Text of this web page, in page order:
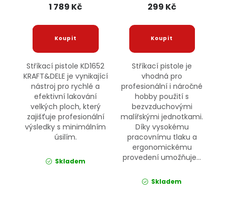
1 789 Kč
Stříkací pistole KD1652
KRAFT&DELE je vynikající
nástroj pro rychlé a
efektivní lakování
velkých ploch, který
zajišťuje profesionální
výsledky s minimálním
úsilím.
Skladem
299 Kč
Stříkací pistole je
vhodná pro
profesionální i náročné
hobby použití s
bezvzduchovými
malířskými jednotkami.
Díky vysokému
pracovnímu tlaku a
ergonomickému
provedení umožňuje...
Skladem